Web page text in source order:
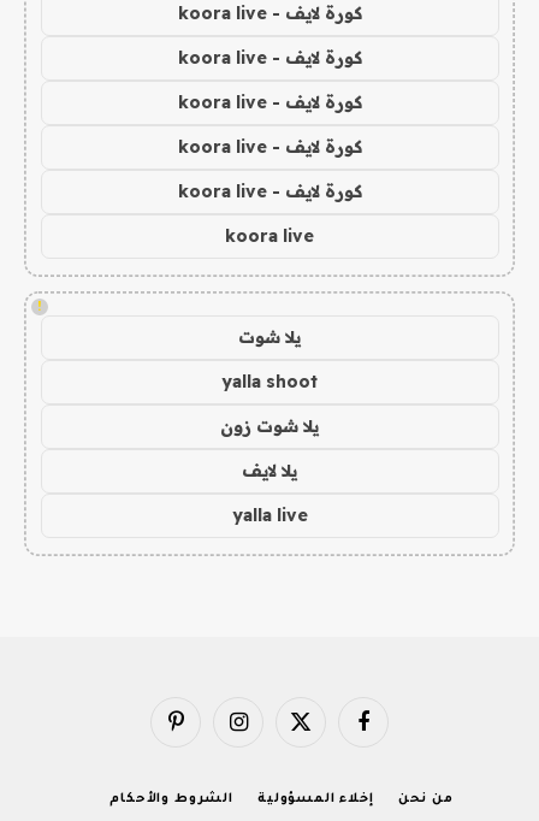
كورة لايف - koora live
كورة لايف - koora live
كورة لايف - koora live
كورة لايف - koora live
كورة لايف - koora live
koora live
!
يلا شوت
yalla shoot
يلا شوت زون
يلا لايف
yalla live
فيسبوك X
الانستغرامبينتيريست
من نحن إخلاء المسؤولية الشروط والأحكام